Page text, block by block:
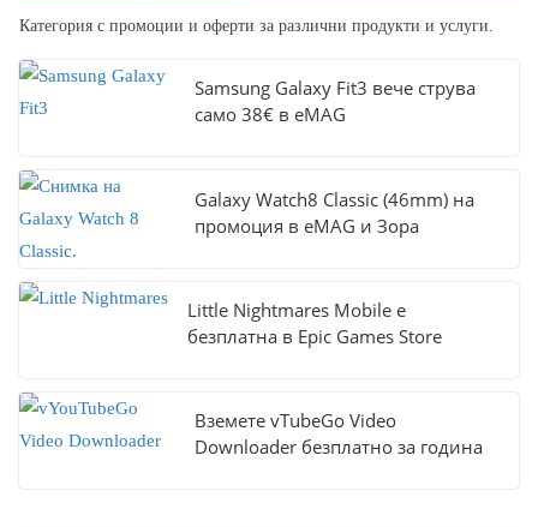
Категория с промоции и оферти за различни продукти и услуги.
Samsung Galaxy Fit3 вече струва
само 38€ в eMAG
Galaxy Watch8 Classic (46mm) на
промоция в eMAG и Зора
Little Nightmares Mobile е
безплатна в Epic Games Store
Вземете vTubeGo Video
Downloader безплатно за година